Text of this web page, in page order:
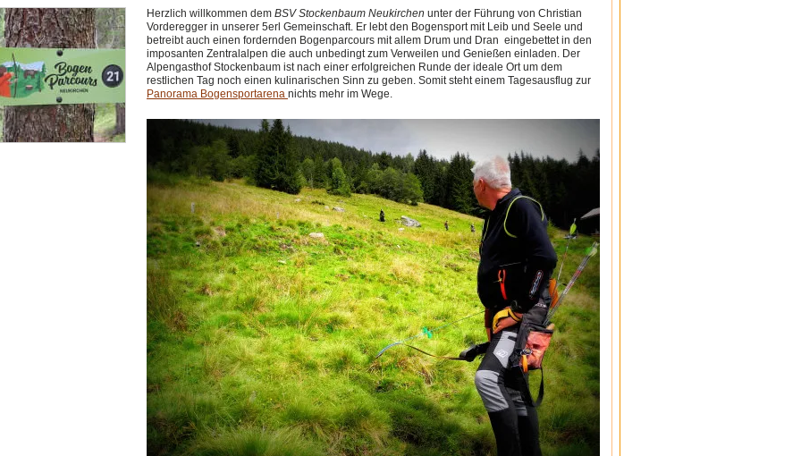
Herzlich willkommen dem BSV Stockenbaum Neukirchen unter der Führung von Christian
Vorderegger in unserer 5erl Gemeinschaft. Er lebt den Bogensport mit Leib und Seele und
betreibt auch einen fordernden Bogenparcours mit allem Drum und Dran eingebettet in den
imposanten Zentralalpen die auch unbedingt zum Verweilen und Genießen einladen. Der
Alpengasthof Stockenbaum ist nach einer erfolgreichen Runde der ideale Ort um dem
restlichen Tag noch einen kulinarischen Sinn zu geben. Somit steht einem Tagesausflug zur
Panorama Bogensportarena nichts mehr im Wege.